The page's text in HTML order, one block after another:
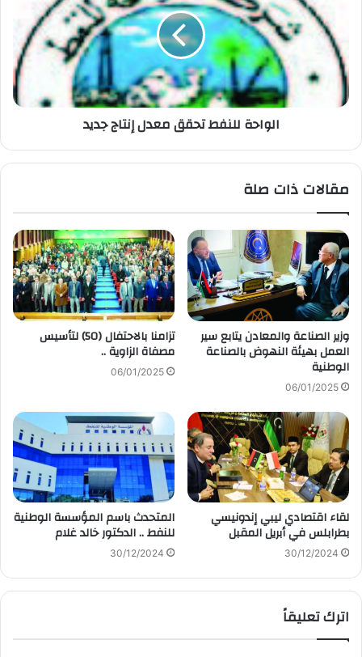
الواحة للنفط تحقق معدل إنتاج جديد
مقالات ذات صلة
وزير الصناعة والمعادن يتابع سير
العمل بهيئة النهوض بالصناعة
الوطنية
06/01/2025
تزامنا بالاحتفال (50) لتأسيس
مصفاة الزاوية ..
06/01/2025
لقاء اقتصادي ليبي إندونيسي
بطرابلس في أبريل المقبل
30/12/2024
المتحدث باسم المؤسسة الوطنية
للنفط .. الدكتور خالد غلام
30/12/2024
اترك تعليقاً